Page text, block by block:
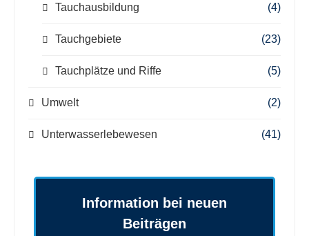
Tauchausbildung (4)
Tauchgebiete (23)
Tauchplätze und Riffe (5)
Umwelt (2)
Unterwasserlebewesen (41)
Information bei neuen
Beiträgen